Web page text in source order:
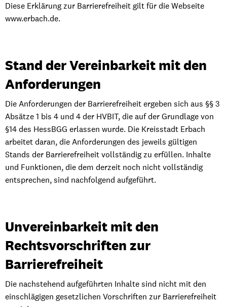
Diese Erklärung zur Barrierefreiheit gilt für die Webseite
www.erbach.de.
Stand der Vereinbarkeit mit den
Anforderungen
Die Anforderungen der Barrierefreiheit ergeben sich aus §§ 3
Absätze 1 bis 4 und 4 der HVBIT, die auf der Grundlage von
§14 des HessBGG erlassen wurde. Die Kreisstadt Erbach
arbeitet daran, die Anforderungen des jeweils gültigen
Stands der Barrierefreiheit vollständig zu erfüllen. Inhalte
und Funktionen, die dem derzeit noch nicht vollständig
entsprechen, sind nachfolgend aufgeführt.
Unvereinbarkeit mit den
Rechtsvorschriften zur
Barrierefreiheit
Die nachstehend aufgeführten Inhalte sind nicht mit den
einschlägigen gesetzlichen Vorschriften zur Barrierefreiheit